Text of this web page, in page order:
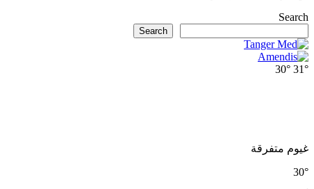
Search
Search
31°
30°
غيوم متفرقة
30°